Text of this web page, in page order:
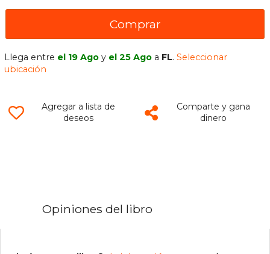
Comprar
Llega entre el 19 Ago y el 25 Ago a FL.Seleccionar
ubicación
Agregar a lista de
deseos
Comparte y gana
dinero
Opiniones del libro